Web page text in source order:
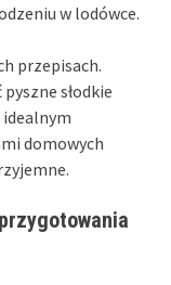
w lodówce.
przepisach.
słodkie
domowych